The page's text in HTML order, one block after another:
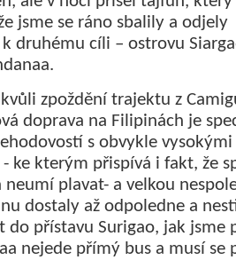
jsme se ráno sbalily a odjely
druhému cíli – ostrovu
kvůli zpoždění trajektu z
doprava na Filipinách je
s obvykle
ke kterým přispívá i fakt, že
plavat- a velkou
dostaly až odpoledne a
do přístavu Surigao, jak jsme
nejede přímý bus a musí